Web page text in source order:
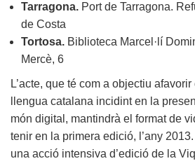
Tarragona. Port de Tarragona.
de Costa
Tortosa. Biblioteca Marcel·lí
Mercè, 6
L’acte, que té com a objectiu
llengua catalana incidint en la
món digital, mantindrà el format de
tenir en la primera edició, l’any
una acció intensiva d’edició de la